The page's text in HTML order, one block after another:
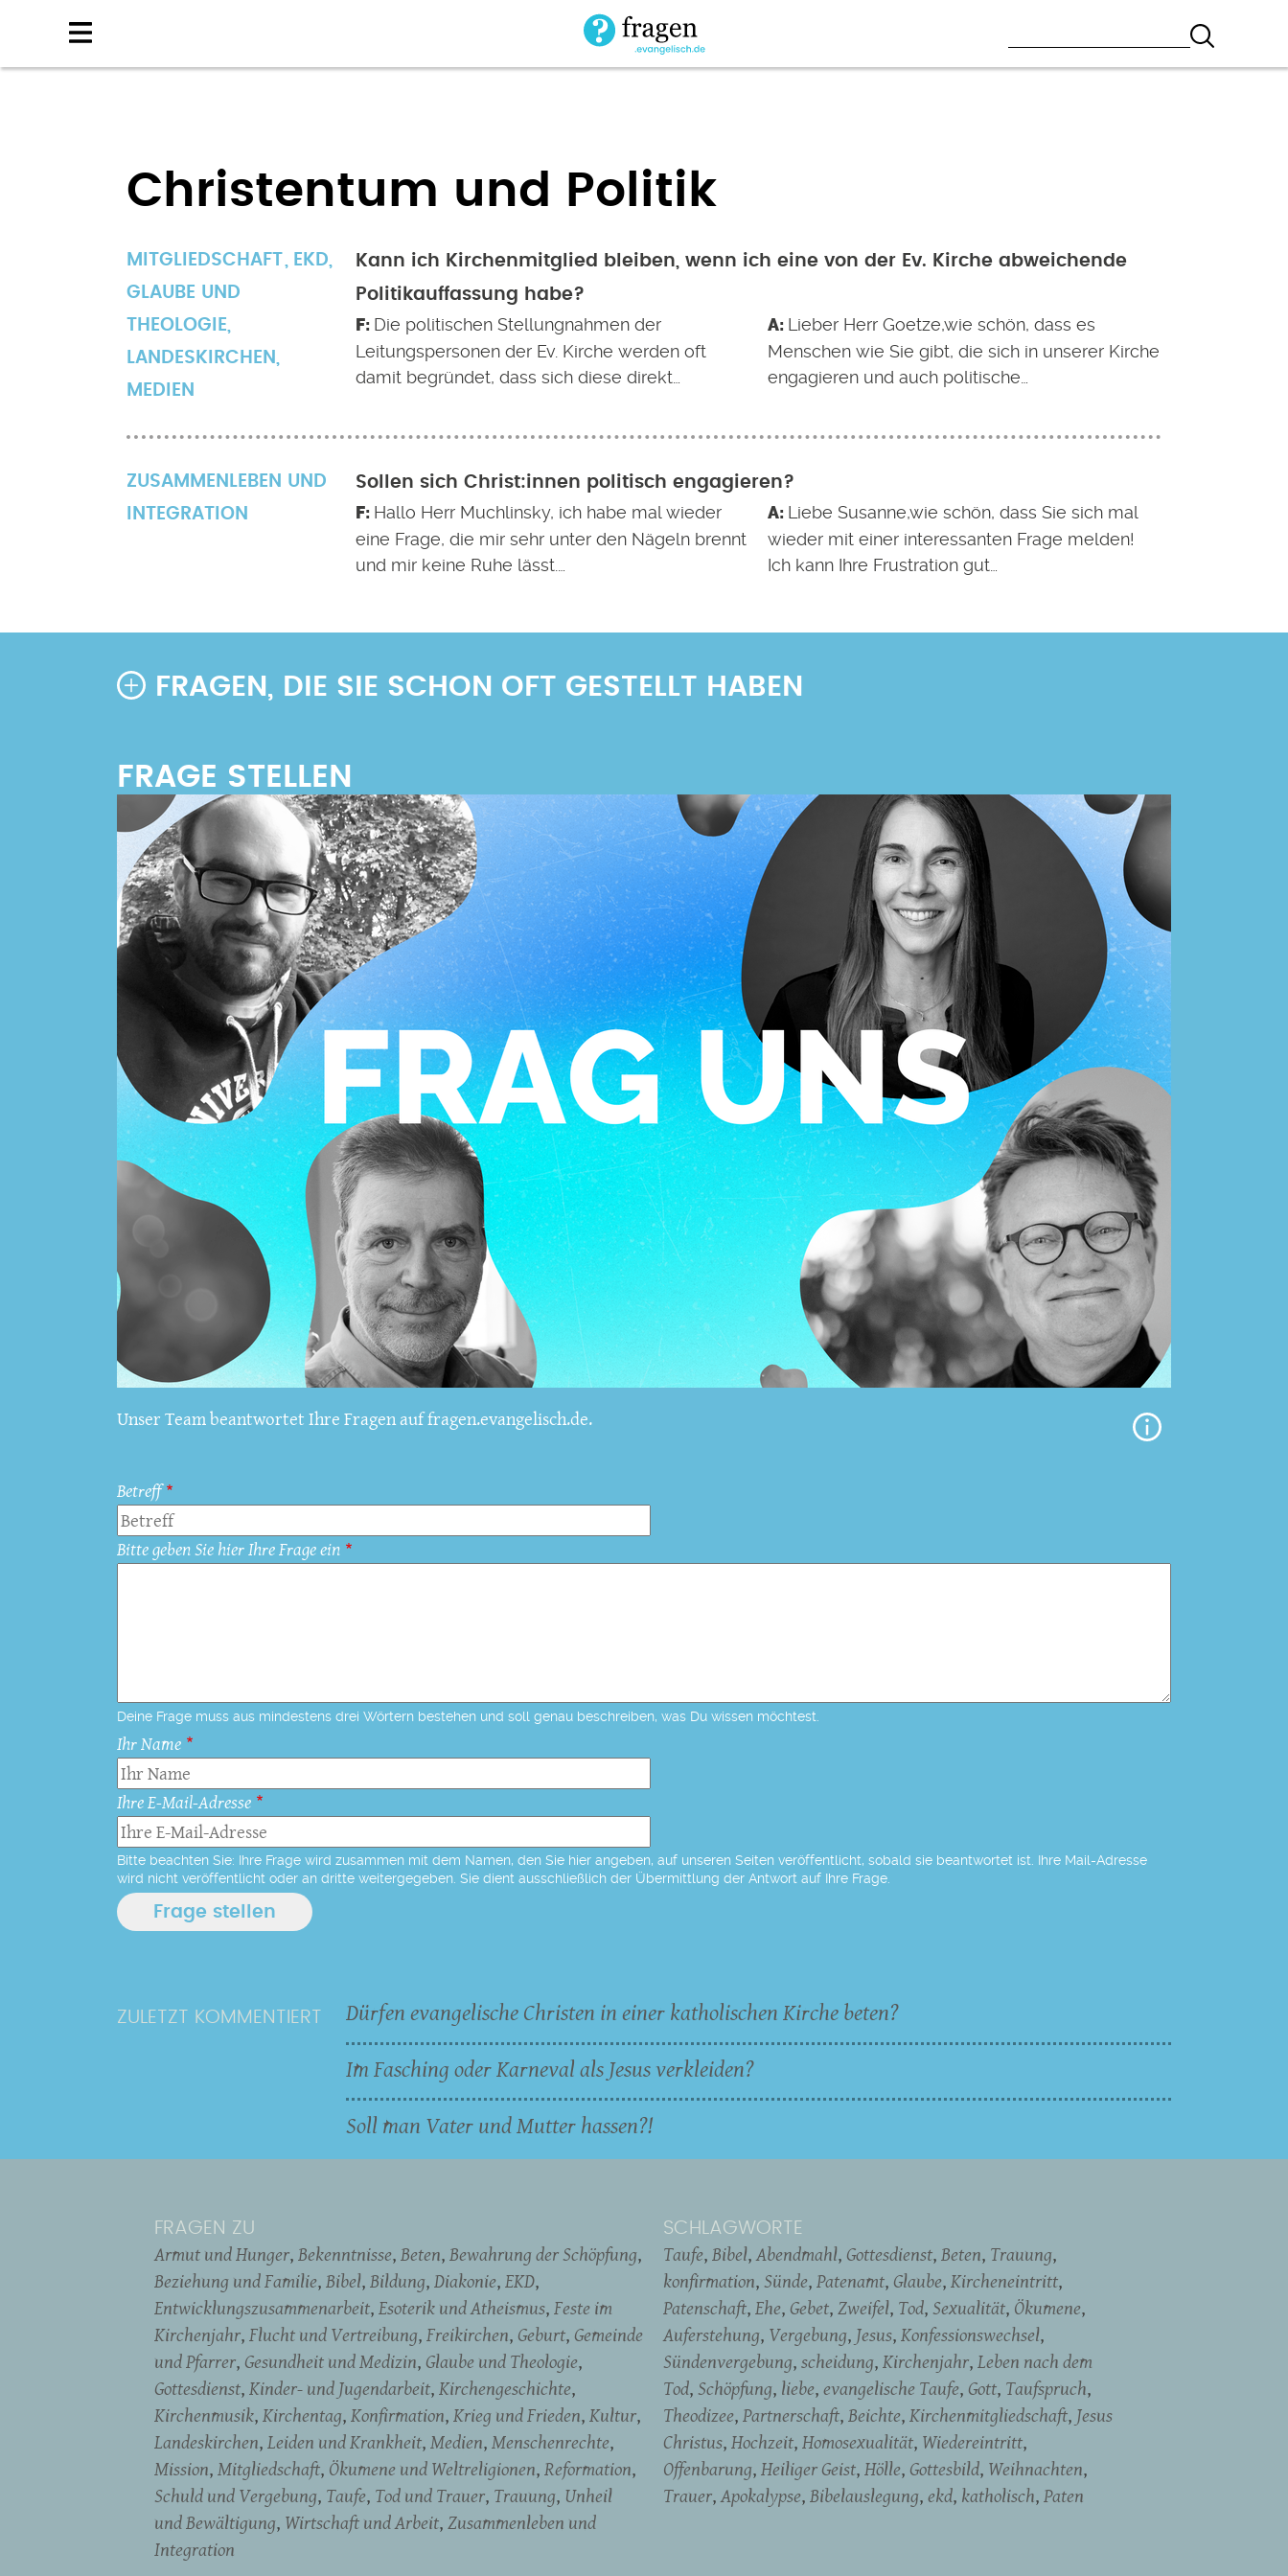
Christentum und Politik
MITGLIEDSCHAFT EKD,
GLAUBE UND
THEOLOGIE,
LANDESKIRCHEN ,
MEDIEN
Kann ich Kirchenmitglied bleiben, wenn ich eine von der Ev. Kirche abweichende
Politikauffassung habe?
Die politischen Stellungnahmen der
Leitungspersonen der Ev. Kirche werden oft
damit begründet, dass sich diese direkt…
Lieber Herr Goetze,wie schön, dass es
Menschen wie Sie gibt, die sich in unserer Kirche
engagieren und auch politische…
ZUSAMMENLEBEN UND
INTEGRATION
Sollen sich Christ:innen politisch engagieren?
Hallo Herr Muchlinsky, ich habe mal wieder
eine Frage, die mir sehr unter den Nägeln brennt
und mir keine Ruhe lässt.…
Liebe Susanne,wie schön, dass Sie sich mal
wieder mit einer interessanten Frage melden!
Ich kann Ihre Frustration gut…
FRAGEN, DIE SIE SCHON OFT GESTELLT HABEN
Unser Team beantwortet Ihre Fragen auf fragen.evangelisch.de.
Betreff
Bitte geben Sie hier Ihre Frage ein
Deine Frage muss aus mindestens drei Wörtern bestehen und soll genau beschreiben, was Du wissen möchtest.
Ihr Name
Ihre E-Mail-Adresse
Bitte beachten Sie: Ihre Frage wird zusammen mit dem Namen, den Sie hier angeben, auf unseren Seiten veröffentlicht, sobald sie beantwortet ist. Ihre Mail-Adresse
wird nicht veröffentlicht oder an dritte weitergegeben. Sie dient ausschließlich der Übermittlung der Antwort auf Ihre Frage.
ZULETZT KOMMENTIERT
Dürfen evangelische Christen in einer katholischen Kirche beten?
Im Fasching oder Karneval als Jesus verkleiden?
Soll man Vater und Mutter hassen?!
FRAGEN ZU
Armut und Hunger Bekenntnisse Beten Bewahrung der Schöpfung
Beziehung und Familie Bibel Bildung Diakonie EKD
Entwicklungszusammenarbeit Esoterik und Atheismus Feste im
Kirchenjahr Flucht und Vertreibung Freikirchen Geburt Gemeinde
und Pfarrer Gesundheit und Medizin Glaube und Theologie
Gottesdienst Kinder- und Jugendarbeit Kirchengeschichte
Kirchenmusik Kirchentag Konfirmation Krieg und Frieden Kultur
Landeskirchen Leiden und Krankheit Medien Menschenrechte
Mission Mitgliedschaft Ökumene und Weltreligionen Reformation
Schuld und Vergebung Taufe Tod und Trauer Trauung Unheil
und Bewältigung Wirtschaft und Arbeit Zusammenleben und
Integration
SCHLAGWORTE
Taufe Bibel Abendmahl Gottesdienst Beten Trauung
konfirmation Sünde Patenamt Glaube Kircheneintritt
Patenschaft Ehe Gebet Zweifel Tod Sexualität Ökumene
Auferstehung Vergebung Jesus Konfessionswechsel
Sündenvergebung scheidung Kirchenjahr Leben nach dem
Tod Schöpfung liebe evangelische Taufe Gott Taufspruch
Theodizee Partnerschaft Beichte Kirchenmitgliedschaft Jesus
Christus Hochzeit Homosexualität Wiedereintritt
Offenbarung Heiliger Geist Hölle Gottesbild Weihnachten
Trauer Apokalypse Bibelauslegung ekd katholisch Paten